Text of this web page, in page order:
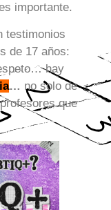
importante.
testimonios
de 17 años:
hay
… no solo de
que